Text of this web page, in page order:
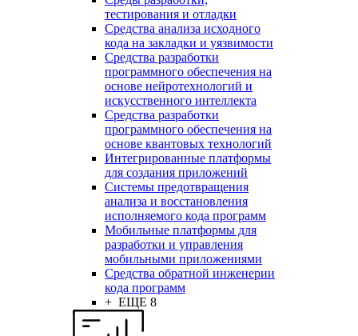
тестирования и отладки
Средства анализа исходного
кода на закладки и уязвимости
Средства разработки
программного обеспечения на
основе нейротехнологий и
искусственного интеллекта
Средства разработки
программного обеспечения на
основе квантовых технологий
Интегрированные платформы
для создания приложений
Системы предотвращения
анализа и восстановления
исполняемого кода программ
Мобильные платформы для
разработки и управления
мобильными приложениями
Средства обратной инженерии
кода программ
+ ЕЩЕ 8